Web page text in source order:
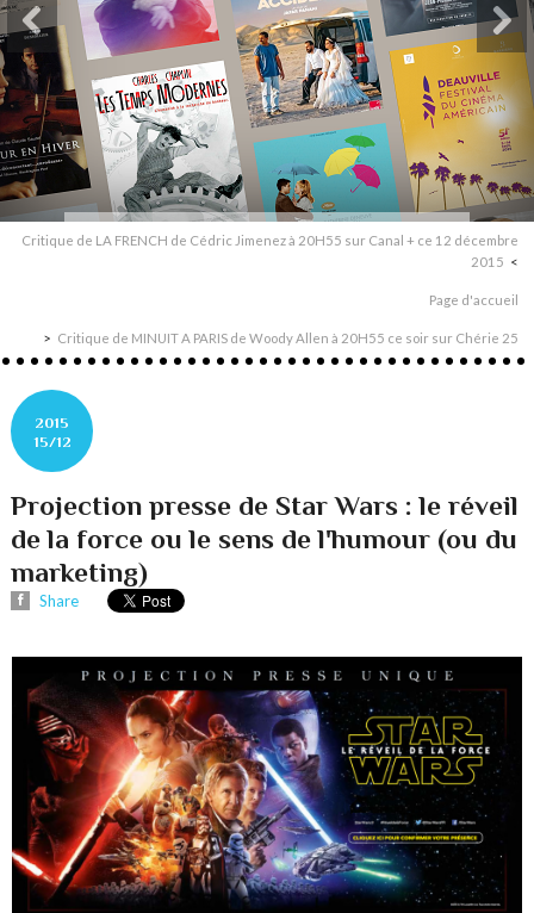
Critique de LA FRENCH de Cédric Jimenez à 20H55 sur Canal + ce 12 décembre
2015
Page d'accueil
Critique de MINUIT A PARIS de Woody Allen à 20H55 ce soir sur Chérie 25
2015
15/12
Projection presse de Star Wars : le réveil
de la force ou le sens de l'humour (ou du
marketing)
Share